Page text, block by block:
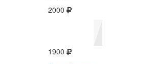
2000
1900